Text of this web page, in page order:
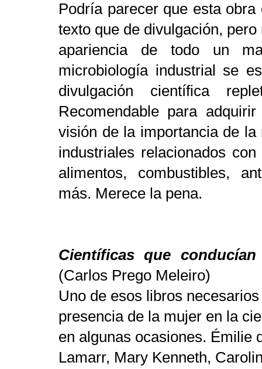
Podría parecer que esta
texto que de divulgación,
apariencia de todo un
microbiología industrial se
divulgación científica
Recomendable para
visión de la importancia de
industriales relacionados
alimentos, combustibles,
más. Merece la pena.
Científicas que
(Carlos Prego Meleiro)
Uno de esos libros
presencia de la mujer en la
en algunas ocasiones. Émilie
Lamarr, Mary Kenneth,